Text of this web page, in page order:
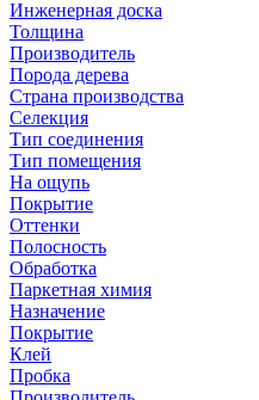
Инженерная доска
Толщина
Производитель
Порода дерева
Страна производства
Селекция
Тип соединения
Тип помещения
На ощупь
Покрытие
Оттенки
Полосность
Обработка
Паркетная химия
Назначение
Покрытие
Клей
Пробка